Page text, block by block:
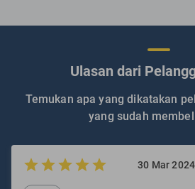
Ulasan dari
Temukan apa yang dikatakan
yang sudah
30 Mar 2024